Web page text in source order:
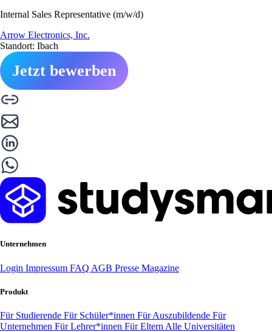
Internal Sales Representative (m/w/d)
Arrow Electronics, Inc.
Standort: Ibach
Jetzt bewerben
Unternehmen
Login Impressum FAQ AGB Presse Magazine
Produkt
Für Studierende Für Schüler*innen Für Auszubildende Für
Unternehmen Für Lehrer*innen Für Eltern Alle Universitäten